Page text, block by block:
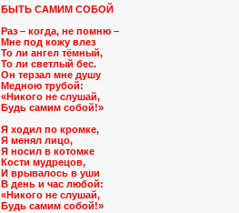
БЫТЬ САМИМ СОБОЙ
Раз – когда, не помню –
Мне под кожу влез
То ли ангел тёмный,
То ли светлый бес.
Он терзал мне душу
Медною трубой:
«Никого не слушай,
Будь самим собой!»
Я ходил по кромке,
Я менял лицо,
Я носил в котомке
Кости мудрецов,
И врывалось в уши
В день и час любой:
«Никого не слушай,
Будь самим собой!»